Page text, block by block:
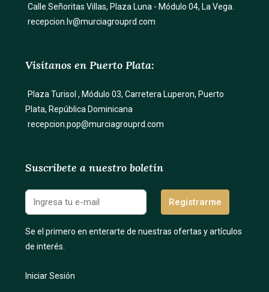
Calle Señoritas Villas, Plaza Luna - Módulo 04, La Vega.
recepcion.lv@murciagrouprd.com
Visítanos en Puerto Plata:
Plaza Turisol , Módulo 03, Carretera Luperon, Puerto
Plata, República Dominicana
recepcion.pop@murciagrouprd.com
Suscríbete a nuestro boletín
Registrarme
Se el primero en enterarte de nuestras ofertas y artículos
de interés.
Iniciar Sesión